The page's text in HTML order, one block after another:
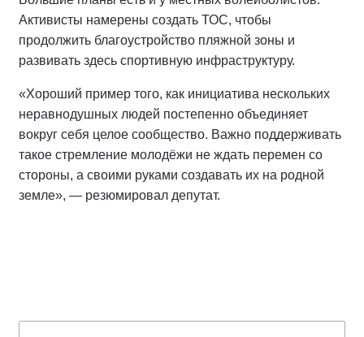
Активисты намерены создать ТОС, чтобы
продолжить благоустройство пляжной зоны и
развивать здесь спортивную инфраструктуру.
«Хороший пример того, как инициатива нескольких
неравнодушных людей постепенно объединяет
вокруг себя целое сообщество. Важно поддерживать
такое стремление молодёжи не ждать перемен со
стороны, а своими руками создавать их на родной
земле», — резюмировал депутат.